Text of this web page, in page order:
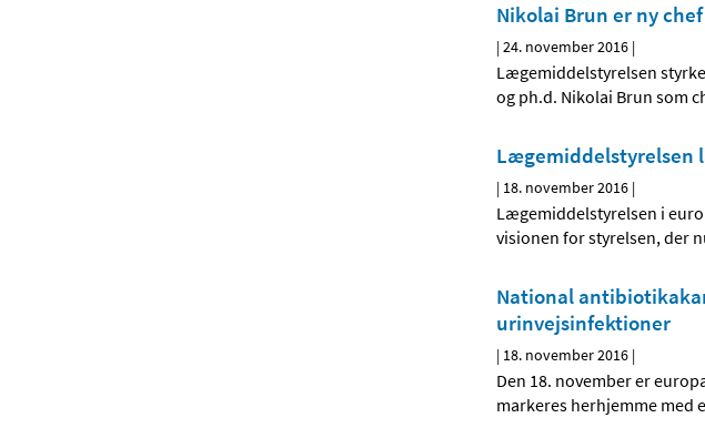
Nikolai Brun er ny
|24. november 2016 |
Lægemiddelstyrelsen
og ph.d. Nikolai Brun som
Lægemiddelstyrelsen
| 18. november 2016 |
Lægemiddelstyrelsen i
visionen for styrelsen, der
National
urinvejsinfektioner
| 18. november 2016 |
Den 18. november er
markeres herhjemme med